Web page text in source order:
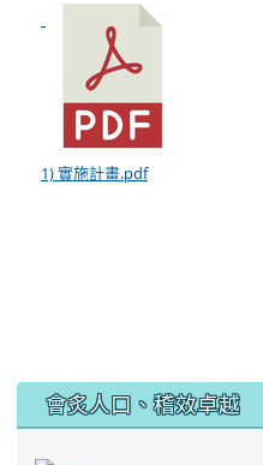
1) 實施計畫.pdf
會炙人口、稽效卓越